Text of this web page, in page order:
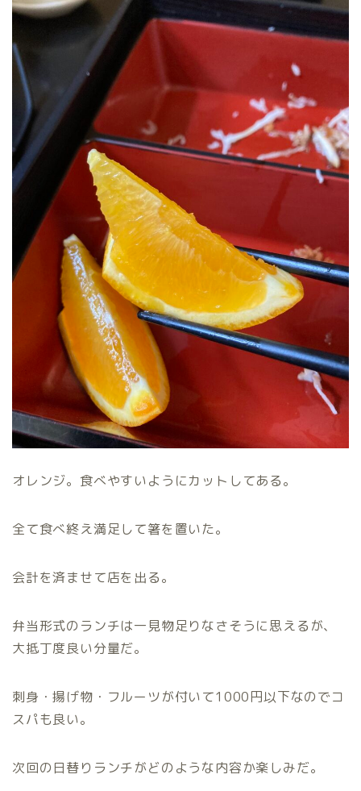
オレンジ。食べやすいようにカットしてある。
全て食べ終え満足して箸を置いた。
会計を済ませて店を出る。
弁当形式のランチは一見物足りなさそうに思えるが、
大抵丁度良い分量だ。
刺身・揚げ物・フルーツが付いて1000円以下なのでコ
スパも良い。
次回の日替りランチがどのような内容か楽しみだ。